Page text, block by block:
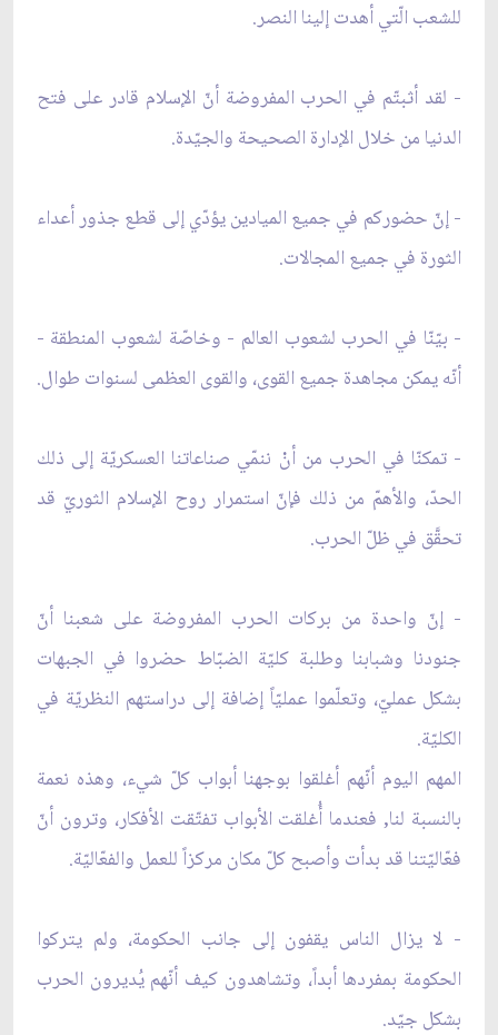
للشعب الّتي أهدت إلينا النصر.
- لقد أثبتّم في الحرب المفروضة أنّ الإسلام قادر على فتح
الدنيا من خلال الإدارة الصحيحة والجيّدة.
- إنّ حضوركم في جميع الميادين يؤدّي إلى قطع جذور أعداء
الثورة في جميع المجالات.
- بيّنّا في الحرب لشعوب العالم - وخاصّة لشعوب المنطقة -
أنّه يمكن مجاهدة جميع القوى، والقوى العظمى لسنوات طوال.
- تمكنّا في الحرب من أنْ ننمّي صناعاتنا العسكريّة إلى ذلك
الحدّ، والأهمّ من ذلك فإنّ استمرار روح الإسلام الثوريّ قد
تحقَّق في ظلّ الحرب.
- إنّ واحدة من بركات الحرب المفروضة على شعبنا أنّ
جنودنا وشبابنا وطلبة كليّة الضبّاط حضروا في الجبهات
بشكل عمليّ، وتعلّموا عمليّاً إضافة إلى دراستهم النظريّة في
الكليّة.
المهم اليوم أنّهم أغلقوا بوجهنا أبواب كلّ شيء، وهذه نعمة
بالنسبة لنا, فعندما أُغلقت الأبواب تفتّقت الأفكار، وترون أنّ
فعّاليّتنا قد بدأت وأصبح كلّ مكان مركزاً للعمل والفعّاليّة.
- لا يزال الناس يقفون إلى جانب الحكومة، ولم يتركوا
الحكومة بمفردها أبداً، وتشاهدون كيف أنّهم يُديرون الحرب
بشكل جيّد.